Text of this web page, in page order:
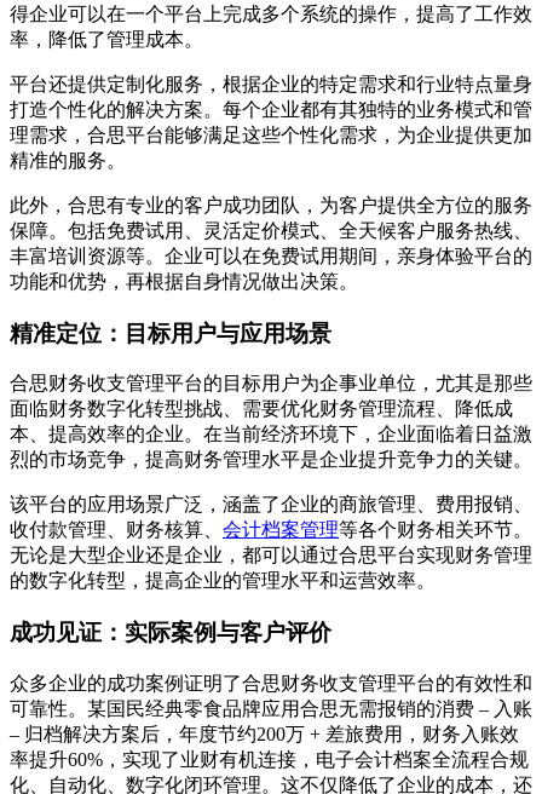
得企业可以在一个平台上完成多个系统的操作，提高了工作效
率，降低了管理成本。
平台还提供定制化服务，根据企业的特定需求和行业特点量身
打造个性化的解决方案。每个企业都有其独特的业务模式和管
理需求，合思平台能够满足这些个性化需求，为企业提供更加
精准的服务。
此外，合思有专业的客户成功团队，为客户提供全方位的服务
保障。包括免费试用、灵活定价模式、全天候客户服务热线、
丰富培训资源等。企业可以在免费试用期间，亲身体验平台的
功能和优势，再根据自身情况做出决策。
精准定位：目标用户与应用场景
合思财务收支管理平台的目标用户为企事业单位，尤其是那些
面临财务数字化转型挑战、需要优化财务管理流程、降低成
本、提高效率的企业。在当前经济环境下，企业面临着日益激
烈的市场竞争，提高财务管理水平是企业提升竞争力的关键。
该平台的应用场景广泛，涵盖了企业的商旅管理、费用报销、
收付款管理、财务核算、 会计档案管理等各个财务相关环节。
无论是大型企业还是企业，都可以通过合思平台实现财务管理
的数字化转型，提高企业的管理水平和运营效率。
成功见证：实际案例与客户评价
众多企业的成功案例证明了合思财务收支管理平台的有效性和
可靠性。某国民经典零食品牌应用合思无需报销的消费 – 入账
– 归档解决方案后，年度节约200万 + 差旅费用，财务入账效
率提升60%，实现了业财有机连接，电子会计档案全流程合规
化、自动化、数字化闭环管理。这不仅降低了企业的成本，还